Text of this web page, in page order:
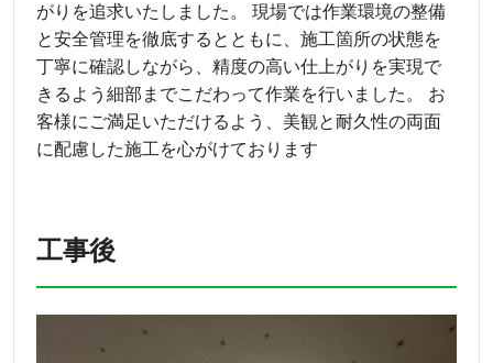
がりを追求いたしました。 現場では作業環境の整備
と安全管理を徹底するとともに、施工箇所の状態を
丁寧に確認しながら、精度の高い仕上がりを実現で
きるよう細部までこだわって作業を行いました。 お
客様にご満足いただけるよう、美観と耐久性の両面
に配慮した施工を心がけております
工事後